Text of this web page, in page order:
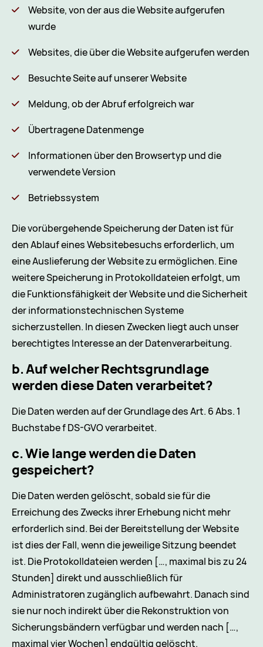
Website, von der aus die Website aufgerufen
wurde
Websites, die über die Website aufgerufen werden
Besuchte Seite auf unserer Website
Meldung, ob der Abruf erfolgreich war
Übertragene Datenmenge
Informationen über den Browsertyp und die
verwendete Version
Betriebssystem
Die vorübergehende Speicherung der Daten ist für
den Ablauf eines Websitebesuchs erforderlich, um
eine Auslieferung der Website zu ermöglichen. Eine
weitere Speicherung in Protokolldateien erfolgt, um
die Funktionsfähigkeit der Website und die Sicherheit
der informationstechnischen Systeme
sicherzustellen. In diesen Zwecken liegt auch unser
berechtigtes Interesse an der Datenverarbeitung.
b. Auf welcher Rechtsgrundlage
werden diese Daten verarbeitet?
Die Daten werden auf der Grundlage des Art. 6 Abs. 1
Buchstabe f DS-GVO verarbeitet.
c. Wie lange werden die Daten
gespeichert?
Die Daten werden gelöscht, sobald sie für die
Erreichung des Zwecks ihrer Erhebung nicht mehr
erforderlich sind. Bei der Bereitstellung der Website
ist dies der Fall, wenn die jeweilige Sitzung beendet
ist. Die Protokolldateien werden […, maximal bis zu 24
Stunden] direkt und ausschließlich für
Administratoren zugänglich aufbewahrt. Danach sind
sie nur noch indirekt über die Rekonstruktion von
Sicherungsbändern verfügbar und werden nach […,
maximal vier Wochen] endgültig gelöscht.